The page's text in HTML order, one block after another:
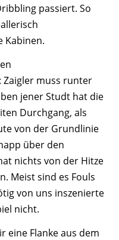
passiert. So
Kabinen.
Zaigler muss runter
jener Studt hat die
Durchgang, als
von der Grundlinie
über den
nichts von der Hitze
Meist sind es Fouls
von uns inszenierte
nicht.
eine Flanke aus dem